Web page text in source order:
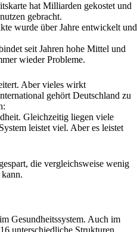
hat Milliarden gekostet und
gebracht.
wurde über Jahre entwickelt und
seit Jahren hohe Mittel und
wieder Probleme.
Aber vieles wirkt
gehört Deutschland zu
Gleichzeitig liegen viele
leistet viel. Aber es leistet
die vergleichsweise wenig
Gesundheitssystem. Auch im